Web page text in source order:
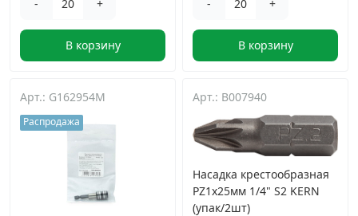
- +
В корзину
- +
В корзину
Арт.: G162954M
Распродажа
Арт.: B007940
Насадка крестообразная
PZ1х25мм 1/4" S2 KERN
(упак/2шт)